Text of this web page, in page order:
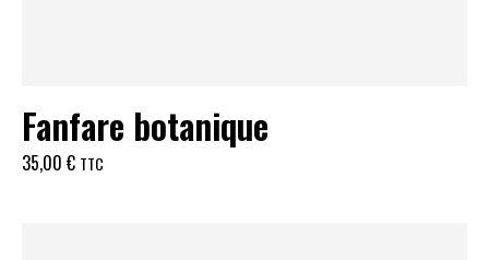
Fanfare botanique
35,00 € TTC